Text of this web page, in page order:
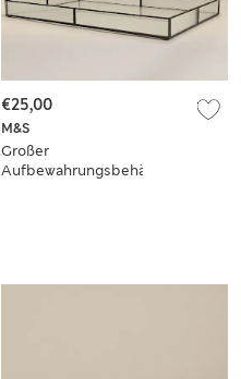
M&S
Großer
Aufbewahrungsbehälter
€25,00